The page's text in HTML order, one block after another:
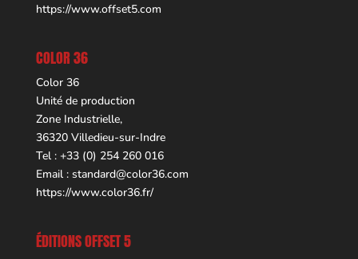
https://www.offset5.com
COLOR 36
Color 36
Unité de production
Zone Industrielle,
36320 Villedieu-sur-Indre
Tel : +33 (0) 254 260 016
Email : standard@color36.com
https://www.color36.fr/
ÉDITIONS OFFSET 5